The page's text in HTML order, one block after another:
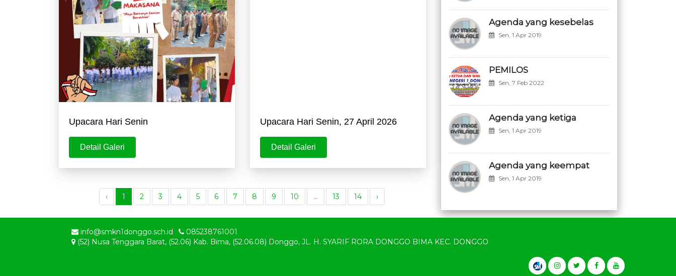
Upacara Hari Senin
Detail Galeri
Upacara Hari Senin, 27 April 2026
Detail Galeri
‹ 1 2 3 4 5 6 7 8 9 10 ... 13 14 ›
Agenda yang kesebelas
Sen, 1 Apr 2019
PEMILOS
Sen, 7 Feb 2022
Agenda yang ketiga
Sen, 1 Apr 2019
Agenda yang keempat
Sen, 1 Apr 2019
info@smkn1donggo.sch.id
085238761001
(52) Nusa Tenggara Barat, (52.06) Kab. Bima, (52.06.08) Donggo, JL. H. SYARIF RORA DONGGO BIMA KEC. DONGGO